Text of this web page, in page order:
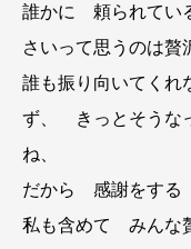
誰かに 頼られて
さいって思うのは贅
誰も振り向いてく
ず、 きっとそうな
ね、
だから 感謝をする
私も含めて みんな